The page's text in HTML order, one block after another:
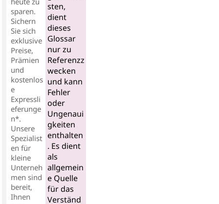
sparen.
Sichern
Sie sich
exklusive
Preise,
Prämien
und
kostenlos
e
Expressli
eferunge
n*.
Unsere
Spezialist
en für
kleine
Unterneh
men sind
bereit,
Ihnen
sten,
dient
dieses
Glossar
nur zu
Referenzz
wecken
und kann
Fehler
oder
Ungenaui
gkeiten
enthalten
. Es dient
als
allgemein
e Quelle
für das
Verständ